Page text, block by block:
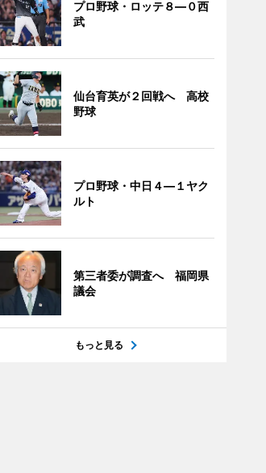
プロ野球・ロッテ８―０西
武
仙台育英が２回戦へ 高校
野球
プロ野球・中日４―１ヤク
ルト
第三者委が調査へ 福岡県
議会
もっと見る